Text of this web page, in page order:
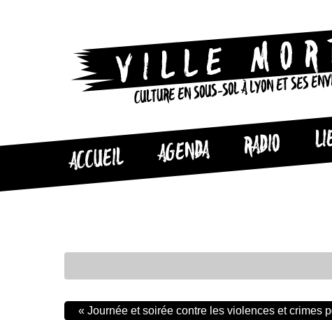
CULTURE EN SOUS-SOL À LYON ET SES
ACCUEIL AGENDA RADIO
« Journée et soirée contre les violences et crimes